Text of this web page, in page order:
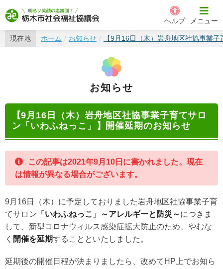
栃木市社会福祉協議会
ヘルプ メニュー
現在地 ホーム お知らせ 【9月16日（木）岩舟地区社協事業
お知らせ
【9月16日（木）岩舟地区社協事業子育てサロ
ン「いわふねっこ」】開催延期のお知らせ
この記事は2021年9月10日に書かれました。現在
は情報が異なる場合がございます。
9月16日（木）に予定しておりました岩舟地区社協事業子育
てサロン 「いわふねっこ」～アレルギーと防災～につきま
して、新型コロナウィルス感染症拡大防止のため、やむな
く 開催を延期することといたしました。
延期後の開催日程が決まりましたら、改めてHP上でお知ら